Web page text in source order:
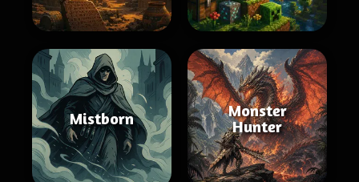
Mistborn
Monster
Hunter